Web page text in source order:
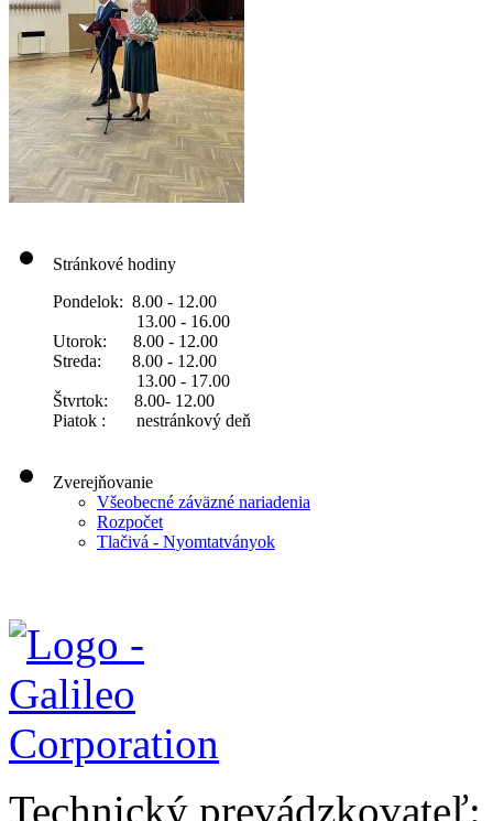
Stránkové hodiny
Pondelok: 8.00 - 12.00
13.00 - 16.00
Utorok: 8.00 - 12.00
Streda: 8.00 - 12.00
13.00 - 17.00
Štvrtok: 8.00- 12.00
Piatok : nestránkový deň
Zverejňovanie
Všeobecné záväzné nariadenia
Rozpočet
Tlačivá - Nyomtatványok
Technický prevádzkovateľ: